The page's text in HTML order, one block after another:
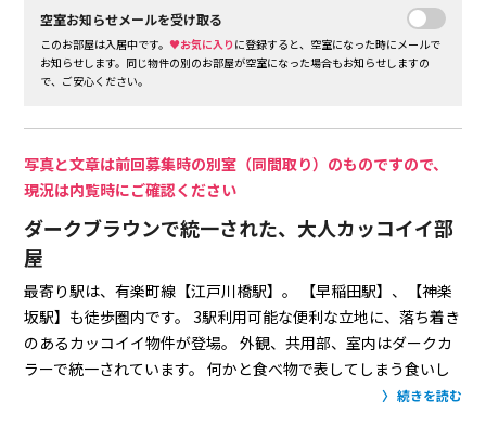
空室お知らせメールを受け取る
このお部屋は入居中です。♥お気に入り に登録すると、空室になった時にメールで
お知らせします。同じ物件の別のお部屋が空室になった場合もお知らせしますの
で、ご安心ください。
写真と文章は前回募集時の別室（同間取り）のものですので、
現況は内覧時にご確認ください
ダークブラウンで統一された、大人カッコイイ部
屋
最寄り駅は、有楽町線【江戸川橋駅】。
【早稲田駅】、【神楽
坂駅】も徒歩圏内です。 3駅利用可能な便利な立地に、落ち着き
のあるカッコイイ物件が登場。 外観、共用部、室内はダークカ
ラーで統一されています。
何かと食べ物で表してしまう食いし
本物件の第一印象は、「カカオ80%位のチョコレー
続きを読む